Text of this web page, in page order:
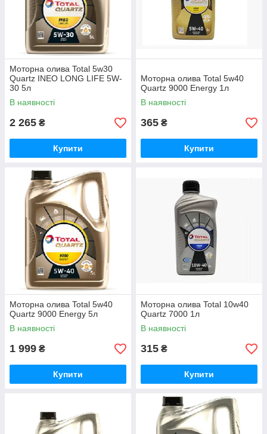
Моторна олива Total 5w30
Quartz INEO LONG LIFE 5W-
30 5л
В наявності
2 265 ₴
Купити
Моторна олива Total 5w40
Quartz 9000 Energy 1л
В наявності
365 ₴
Купити
Моторна олива Total 5w40
Quartz 9000 Energy 5л
В наявності
1 999 ₴
Купити
Моторна олива Total 10w40
Quartz 7000 1л
В наявності
315 ₴
Купити